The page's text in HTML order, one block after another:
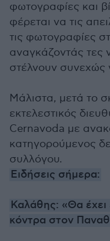
φωτογραφίες και
φέρεται να τις
τις φωτογραφίες
αναγκάζοντάς τες
στέλνουν συνεχώς
Μάλιστα, μετά το
εκτελεστικός
Cernavoda με
κατηγορούμενος
συλλόγου.
Ειδήσεις σήμερα:
Καλάθης: «Θα
κόντρα στον